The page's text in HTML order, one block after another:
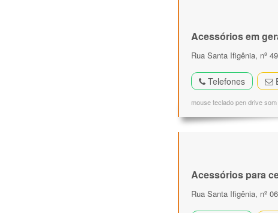
Acessórios em
Rua Santa Ifigênia, nº
Telefones
mouse teclado pen drive
Acessórios para
Rua Santa Ifigênia, nº